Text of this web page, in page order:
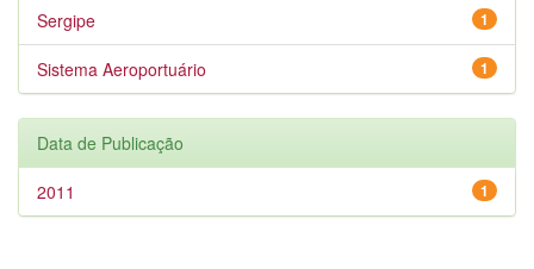
1
Sergipe
1
Sistema Aeroportuário
Data de Publicação
1
2011